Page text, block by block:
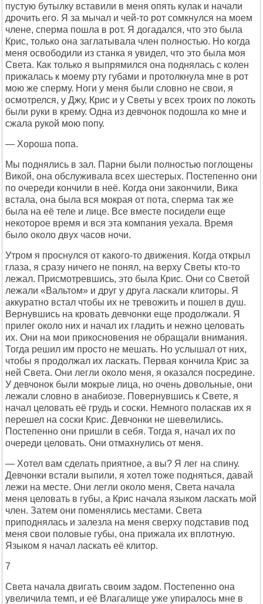
пустую бутылку вставили в меня опять кулак и начали
дрочить его. Я за мычал и чей-то рот сомкнулся на моем
члене, сперма пошла в рот. Я догадался, что это была
Крис, только она заглатывала член полностью. Но когда
меня освободили из станка я увидел, что это была моя
Света. Как только я выпрямился она поднялась с колен
прижалась к моему рту губами и протолкнула мне в рот
мою же сперму. Ноги у меня были словно не свои, я
осмотрелся, у Джу, Крис и у Светы у всех троих по локоть
были руки в крему. Одна из девчонок подошла ко мне и
сжала рукой мою попу.
— Хороша попа.
Мы поднялись в зал. Парни были полностью поглощены
Викой, она обслуживала всех шестерых. Постепенно они
по очереди кончили в неё. Когда они закончили, Вика
встала, она была вся мокрая от пота, сперма так же
была на её теле и лице. Все вместе посидели еще
некоторое время и вся эта компания уехала. Время
было около двух часов ночи.
Утром я проснулся от какого-то движения. Когда открыл
глаза, я сразу ничего не понял, на верху Светы кто-то
лежал. Присмотревшись, это была Крис. Они со Светой
лежали «Вальтом» и друг у друга ласкали клиторы. Я
аккуратно встал чтобы их не тревожить и пошел в душ.
Вернувшись на кровать девчонки еще продолжали. Я
прилег около них и начал их гладить и нежно целовать
их. Они на мои прикосновения не обращали внимания.
Тогда решил им просто не мешать. Но услышал от них,
чтобы я продолжал их ласкать. Первая кончила Крис за
ней Света. Они легли около меня, я оказался посредине.
У девчонок были мокрые лица, но очень довольные, они
лежали словно в анабиозе. Повернувшись к Свете, я
начал целовать её грудь и соски. Немного поласкав их я
перешел на соски Крис. Девчонки не шевелились.
Постепенно они пришли в себя. Тогда я, начал их по
очереди целовать. Они отмахнулись от меня.
— Хотел вам сделать приятное, а вы? Я лег на спину.
Девчонки встали выпили, я хотел тоже подняться, давай
лежи на месте. Они легли около меня, Света начала
меня целовать в губы, а Крис начала языком ласкать мой
член. Затем они поменялись местами. Света
приподнялась и залезла на меня сверху подставив под
меня свои половые губы, она прижала их вплотную.
Языком я начал ласкать её клитор.
7
Света начала двигать своим задом. Постепенно она
увеличила темп, и её Влагалище уже упиралось мне в